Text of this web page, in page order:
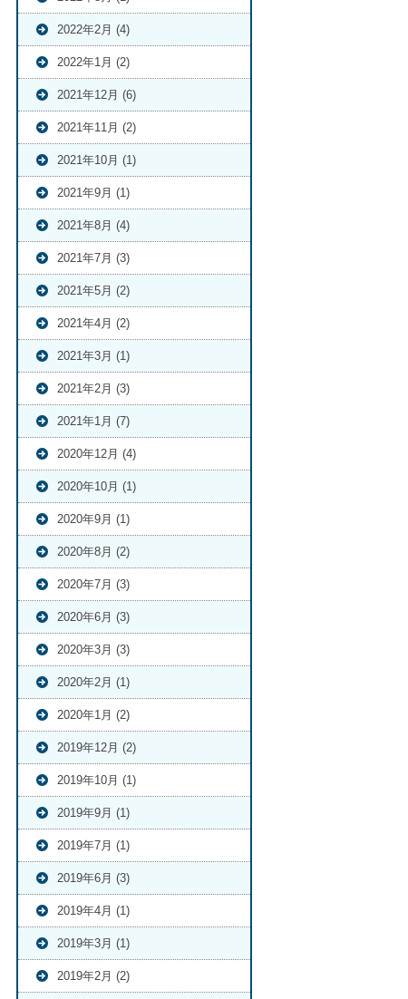
2022年2月 (4)
2022年1月 (2)
2021年12月 (6)
2021年11月 (2)
2021年10月 (1)
2021年9月 (1)
2021年8月 (4)
2021年7月 (3)
2021年5月 (2)
2021年4月 (2)
2021年3月 (1)
2021年2月 (3)
2021年1月 (7)
2020年12月 (4)
2020年10月 (1)
2020年9月 (1)
2020年8月 (2)
2020年7月 (3)
2020年6月 (3)
2020年3月 (3)
2020年2月 (1)
2020年1月 (2)
2019年12月 (2)
2019年10月 (1)
2019年9月 (1)
2019年7月 (1)
2019年6月 (3)
2019年4月 (1)
2019年3月 (1)
2019年2月 (2)